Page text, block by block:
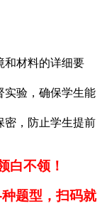
和材料的详细要
实验，确保学生能
密，防止学生提前
白不领！
题型，扫码就